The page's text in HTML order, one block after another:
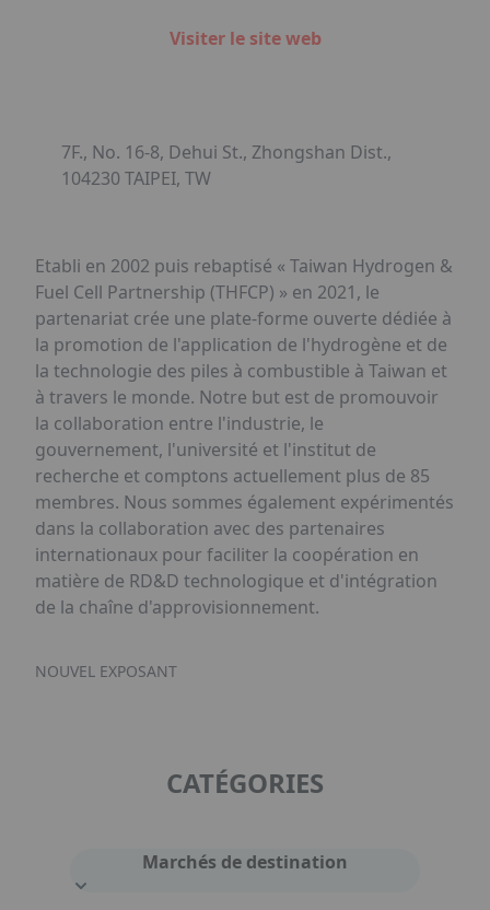
Visiter le site web
7F., No. 16-8, Dehui St., Zhongshan Dist.,
104230 TAIPEI, TW
Etabli en 2002 puis rebaptisé « Taiwan Hydrogen &
Fuel Cell Partnership (THFCP) » en 2021, le
partenariat crée une plate-forme ouverte dédiée à
la promotion de l'application de l'hydrogène et de
la technologie des piles à combustible à Taiwan et
à travers le monde. Notre but est de promouvoir
la collaboration entre l'industrie, le
gouvernement, l'université et l'institut de
recherche et comptons actuellement plus de 85
membres. Nous sommes également expérimentés
dans la collaboration avec des partenaires
internationaux pour faciliter la coopération en
matière de RD&D technologique et d'intégration
de la chaîne d'approvisionnement.
NOUVEL EXPOSANT
CATÉGORIES
Marchés de destination